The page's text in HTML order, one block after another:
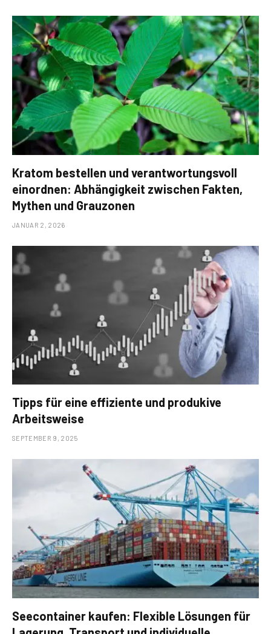
Kratom bestellen und verantwortungsvoll
einordnen: Abhängigkeit zwischen Fakten,
Mythen und Grauzonen
JANUAR 2, 2026
Tipps für eine effiziente und produkive
Arbeitsweise
SEPTEMBER 9, 2025
Seecontainer kaufen: Flexible Lösungen für